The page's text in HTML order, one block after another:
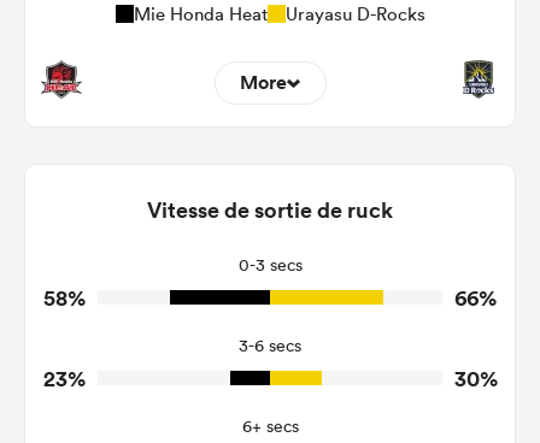
Mie Honda Heat Urayasu D-Rocks
More
Tackles Made
Tackles Missed
7
6
3
3
Tackle Offload Allowed
Vitesse de sortie de ruck
0-3 secs
58% 66%
3-6 secs
23% 30%
6+ secs